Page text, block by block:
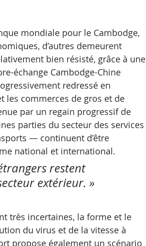
mondiale pour le Cambodge,
d’autres demeurent
bien résisté, grâce à une
échange Cambodge-Chine
redressé en
les commerces de gros et de
par un regain progressif de
parties du secteur des services
— continuent d’être
national et international.
restent
extérieur. »
très incertaines, la forme et le
du virus et de la vitesse à
propose également un scénario